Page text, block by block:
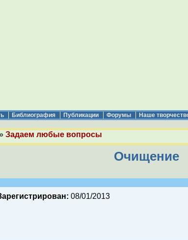
Библиография Публикации Форумы Наше
Задаем любые вопросы
Очищение
08/01/2013